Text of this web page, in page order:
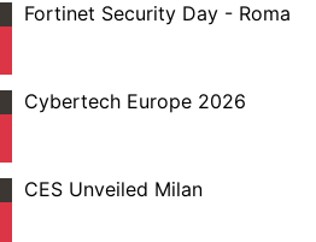
Fortinet Security Day - Roma
Cybertech Europe 2026
CES Unveiled Milan